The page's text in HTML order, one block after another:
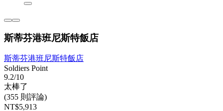
斯蒂芬港班尼斯特飯店
斯蒂芬港班尼斯特飯店
Soldiers Point
9.2/10
太棒了
(355 則評論)
NT$5,913